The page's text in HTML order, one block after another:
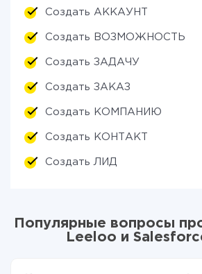
Создать АККАУНТ
Создать ВОЗМОЖНОСТЬ
Создать ЗАДАЧУ
Создать ЗАКАЗ
Создать КОМПАНИЮ
Создать КОНТАКТ
Создать ЛИД
Популярные вопросы
Leeloo и